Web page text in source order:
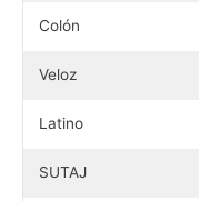
Colón
Veloz
Latino
SUTAJ